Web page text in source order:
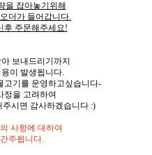
을 잡아놓기위해
더가 들어갑니다.
후 주문해주세요!
보내드리기까지
이 발생됩니다.
고기를 운영하고싶습니다-
정을 고려하여
시면 감사하겠습니다 :)
사항에 대하여
주됩니다.